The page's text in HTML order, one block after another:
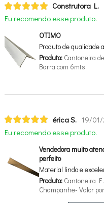
Construtora L.
Eu recomendo esse produto.
OTIMO
Produto de qualidade
Produto:Cantoneira
Barra com 6mts
érica S. 19/
Eu recomendo esse produto.
Vendedora muito
perfeito
Material lindo e
Produto:Cantoneira F
Champanhe- Valor